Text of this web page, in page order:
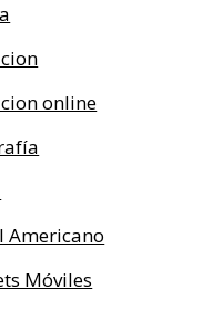
online
Americano
Móviles